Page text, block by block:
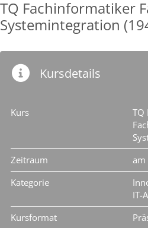
TQ Fachinformatiker
Systemintegration
Kursdetails
Kurs
TQ
Zeitraum
am
Kategorie
IT-
Kursformat